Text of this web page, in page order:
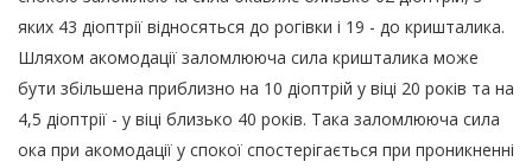
яких 43 діоптрії відносяться до рогівки і 19 - до кришталика.
Шляхом акомодації заломлююча сила кришталика може
бути збільшена приблизно на 10 діоптрій у віці 20 років та на
4,5 діоптрії - у віці близько 40 років. Така заломлююча сила
ока при акомодації у спокої спостерігається при проникненні